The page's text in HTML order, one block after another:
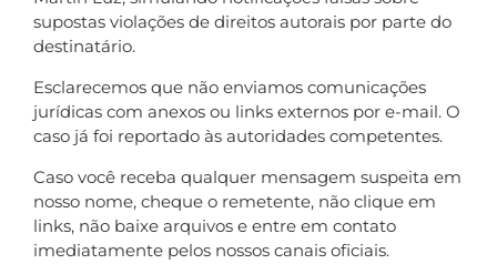
supostas violações de direitos autorais por parte do
destinatário.
Esclarecemos que não enviamos comunicações
jurídicas com anexos ou links externos por e-mail. O
caso já foi reportado às autoridades competentes.
Caso você receba qualquer mensagem suspeita em
nosso nome, cheque o remetente, não clique em
links, não baixe arquivos e entre em contato
imediatamente pelos nossos canais oficiais.